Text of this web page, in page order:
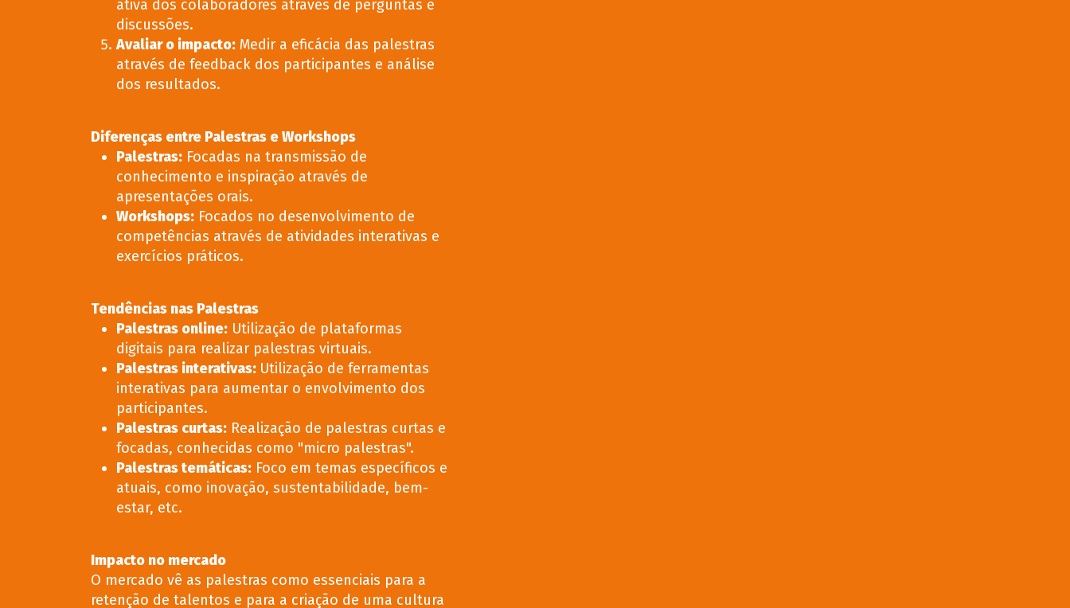
ativa dos colaboradores através de perguntas e
discussões.
Avaliar o impacto: Medir a eficácia das palestras
através de feedback dos participantes e análise
dos resultados.
Diferenças entre Palestras e Workshops
Palestras: Focadas na transmissão de
conhecimento e inspiração através de
apresentações orais.
Workshops: Focados no desenvolvimento de
competências através de atividades interativas e
exercícios práticos.
Tendências nas Palestras
Palestras online: Utilização de plataformas
digitais para realizar palestras virtuais.
Palestras interativas: Utilização de ferramentas
interativas para aumentar o envolvimento dos
participantes.
Palestras curtas: Realização de palestras curtas e
focadas, conhecidas como "micro palestras".
Palestras temáticas: Foco em temas específicos e
atuais, como inovação, sustentabilidade, bem-
estar, etc.
Impacto no mercado
O mercado vê as palestras como essenciais para a
retenção de talentos e para a criação de uma cultura